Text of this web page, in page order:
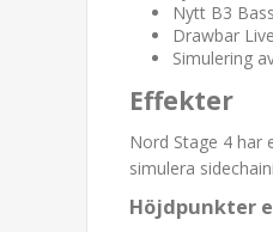
Nytt B3
Drawbar
Simulering
Effekter
Nord Stage 4 har
simulera
Höjdpunkter